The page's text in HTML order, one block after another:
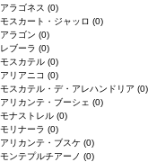
アラゴネス (0)
モスカート・ジャッロ (0)
アラゴン (0)
レブーラ (0)
モスカテル (0)
アリアニコ (0)
モスカテル・デ・アレハンドリア (0)
アリカンテ・ブーシェ (0)
モナストレル (0)
モリナーラ (0)
アリカンテ・ブスケ (0)
モンテプルチアーノ (0)